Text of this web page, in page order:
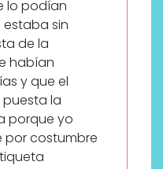
lo podían
sin
de la
habían
y que el
la
porque yo
por costumbre